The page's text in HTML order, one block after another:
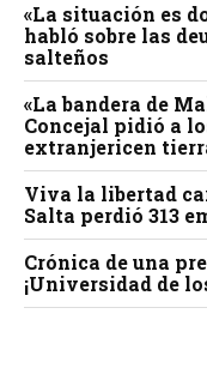
«La situación es
habló sobre las
salteños
«La bandera de
Concejal pidió a
extranjericen
Viva la libertad
Salta perdió 313
Crónica de una
¡Universidad de